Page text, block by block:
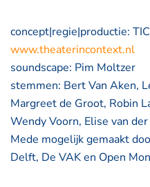
concept|regie|productie:
www.theaterincontext.nl
soundscape: Pim Moltzer
stemmen: Bert Van Aken,
Margreet de Groot, Robin
Wendy Voorn, Elise van der
Mede mogelijk gemaakt
Delft, De VAK en Open